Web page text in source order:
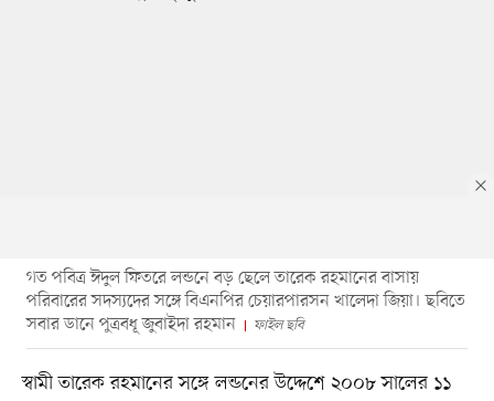
গত পবিত্র ঈদুল ফিতরে লন্ডনে বড় ছেলে তারেক রহমানের বাসায়
পরিবারের সদস্যদের সঙ্গে বিএনপির চেয়ারপারসন খালেদা জিয়া। ছবিতে
সবার ডানে পুত্রবধূ জুবাইদা রহমান
ফাইল ছবি
স্বামী তারেক রহমানের সঙ্গে লন্ডনের উদ্দেশে ২০০৮ সালের ১১